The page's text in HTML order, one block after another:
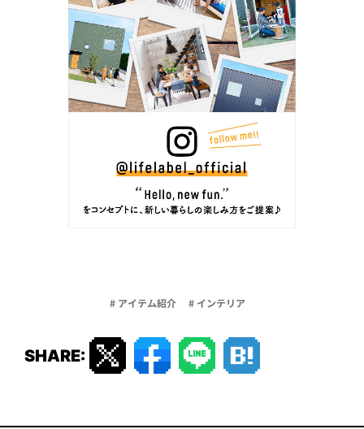
# アイテム紹介 # インテリア
SHARE: